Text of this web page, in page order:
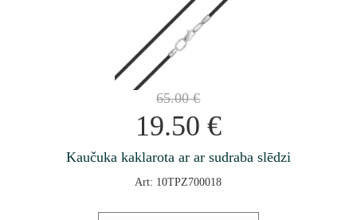
65.00€
19.50 €
Kaučuka kaklarota ar ar sudraba slēdzi
Art: 10TPZ700018